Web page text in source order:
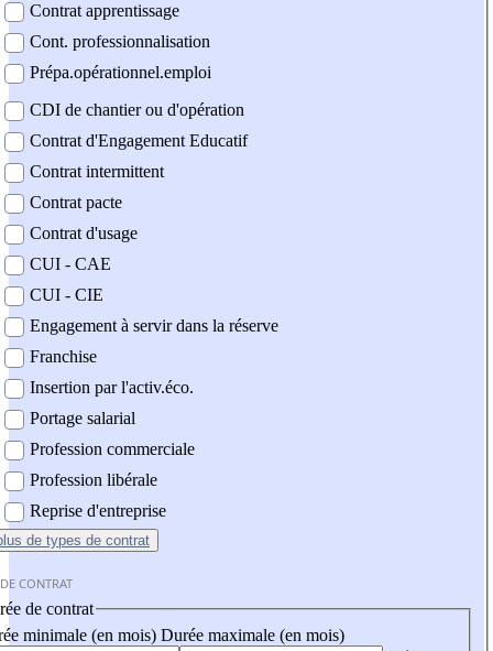
Contrat apprentissage
Cont. professionnalisation
Prépa.opérationnel.emploi
CDI de chantier ou d'opération
Contrat d'Engagement Educatif
Contrat intermittent
Contrat pacte
Contrat d'usage
CUI - CAE
CUI - CIE
Engagement à servir dans la réserve
Franchise
Insertion par l'activ.éco.
Portage salarial
Profession commerciale
Profession libérale
Reprise d'entreprise
de types de contrat
CONTRAT
de contrat
minimale (en mois) Durée maximale (en mois)